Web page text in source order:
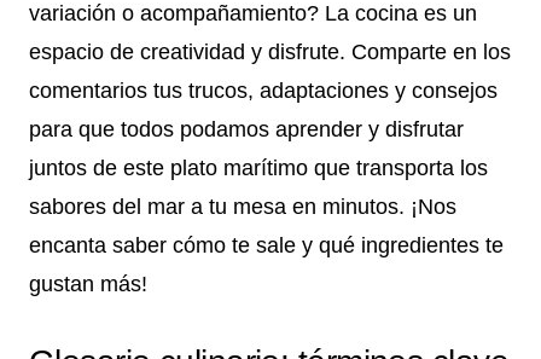
variación o acompañamiento? La cocina es un
espacio de creatividad y disfrute. Comparte en los
comentarios tus trucos, adaptaciones y consejos
para que todos podamos aprender y disfrutar
juntos de este plato marítimo que transporta los
sabores del mar a tu mesa en minutos. ¡Nos
encanta saber cómo te sale y qué ingredientes te
gustan más!